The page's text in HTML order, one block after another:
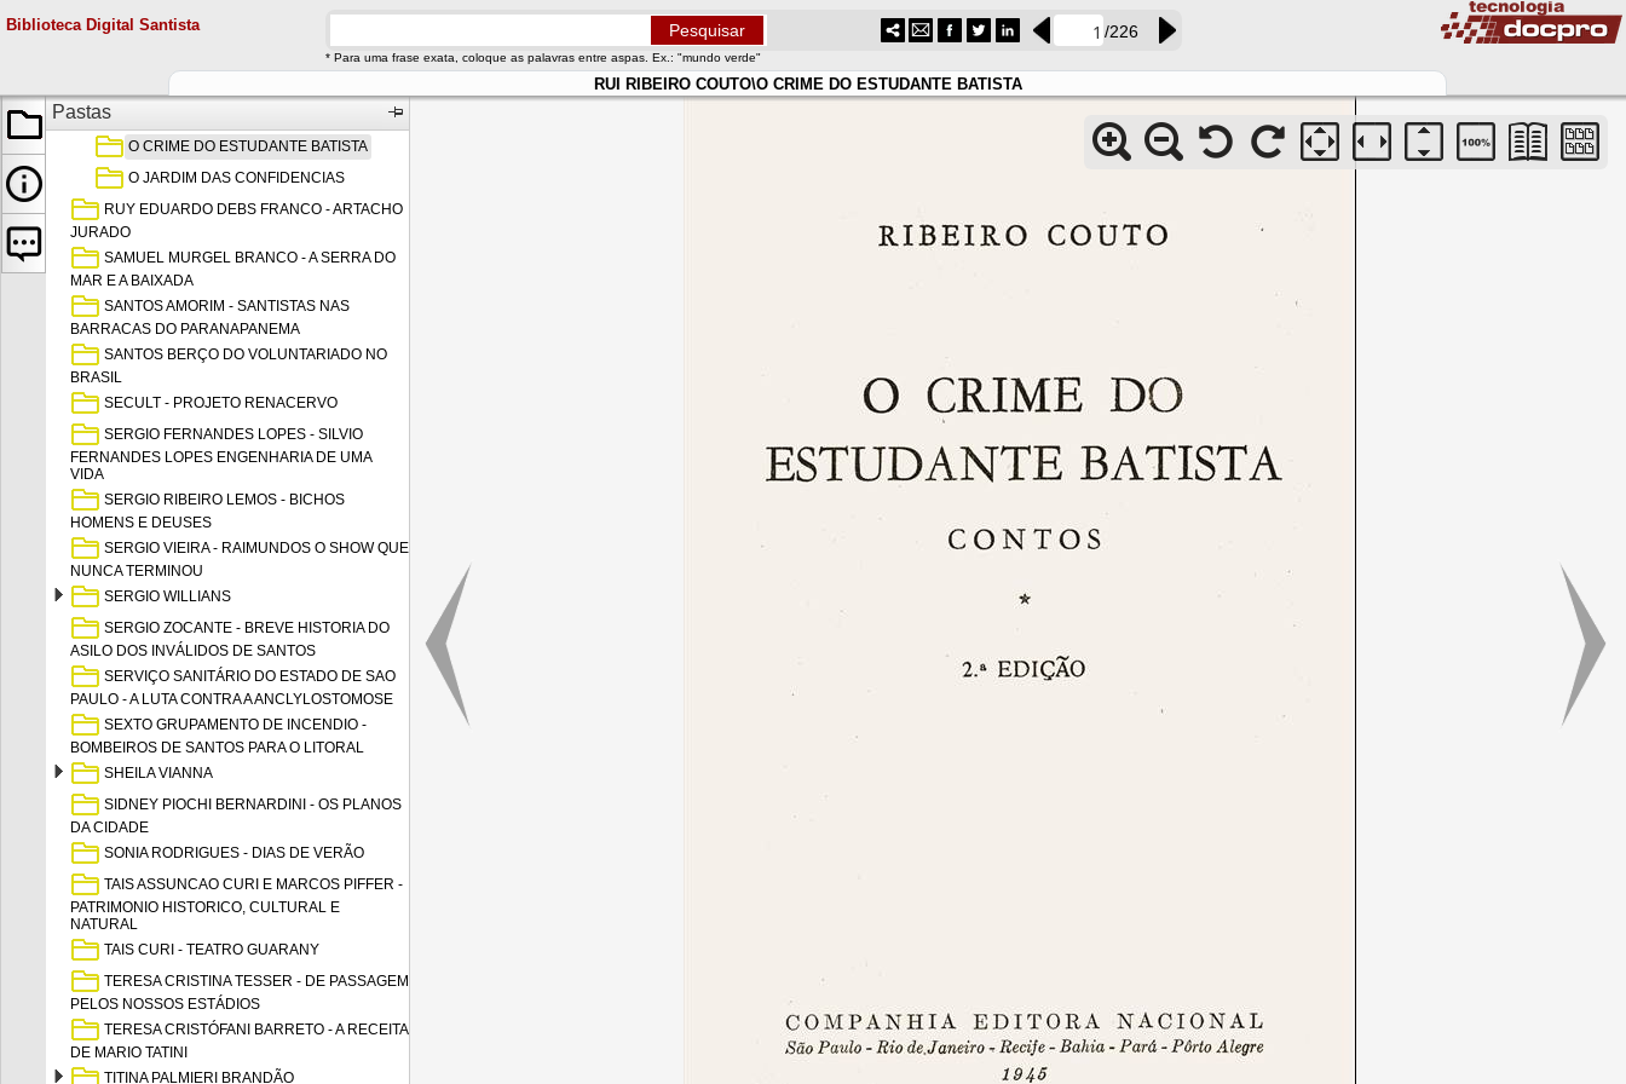
Biblioteca Digital Santista /226
* Para uma frase exata, coloque as palavras entre aspas. Ex.: "mundo verde"
RUI RIBEIRO COUTO\O CRIME DO ESTUDANTE BATISTA
Pastas
AGRADECIMENTOS
O CRIME DO ESTUDANTE BATISTA
O JARDIM DAS CONFIDENCIAS
RUY EDUARDO DEBS FRANCO - ARTACHO
JURADO
SAMUEL MURGEL BRANCO - A SERRA DO
MAR E A BAIXADA
SANTOS AMORIM - SANTISTAS NAS
BARRACAS DO PARANAPANEMA
SANTOS BERÇO DO VOLUNTARIADO NO
BRASIL
SECULT - PROJETO RENACERVO
SERGIO FERNANDES LOPES - SILVIO
FERNANDES LOPES ENGENHARIA DE UMA
VIDA
SERGIO RIBEIRO LEMOS - BICHOS
HOMENS E DEUSES
SERGIO VIEIRA - RAIMUNDOS O SHOW QUE
NUNCA TERMINOU
SERGIO WILLIANS
SERGIO ZOCANTE - BREVE HISTORIA DO
ASILO DOS INVÁLIDOS DE SANTOS
SERVIÇO SANITÁRIO DO ESTADO DE SAO
PAULO - A LUTA CONTRA A ANCLYLOSTOMOSE
SEXTO GRUPAMENTO DE INCENDIO -
BOMBEIROS DE SANTOS PARA O LITORAL
SHEILA VIANNA
SIDNEY PIOCHI BERNARDINI - OS PLANOS
DA CIDADE
SONIA RODRIGUES - DIAS DE VERÃO
TAIS ASSUNCAO CURI E MARCOS PIFFER -
PATRIMONIO HISTORICO, CULTURAL E
NATURAL
TAIS CURI - TEATRO GUARANY
TERESA CRISTINA TESSER - DE PASSAGEM
PELOS NOSSOS ESTÁDIOS
TERESA CRISTÓFANI BARRETO - A RECEITA
DE MARIO TATINI
TITINA PALMIERI BRANDÃO